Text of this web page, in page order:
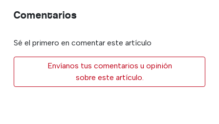
Comentarios
Sé el primero en comentar este artículo
Envíanos tus comentarios u opinión
sobre este artículo.